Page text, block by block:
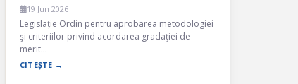
19 Jun 2026
Legislație Ordin pentru aprobarea metodologiei
şi criteriilor privind acordarea gradaţiei de
merit…
CITEȘTE →